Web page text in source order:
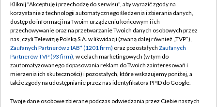
TVP
Abonament TVP
Emisja w TVP
Centrum informacji TVP
Naziemna Telewizja Cyfrowa
Regulamin TVP
Polityka prywatności
Moje zgody
Pomoc
Kliknij "Akceptuję i przechodzę do serwisu", aby wyrazić zgody na
korzystanie z technologii automatycznego śledzenia i zbierania danych,
dostęp do informacji na Twoim urządzeniu końcowym i ich
przechowywanie oraz na przetwarzanie Twoich danych osobowych przez
nas, czyli Telewizję Polską S.A. w likwidacji (zwaną dalej również „TVP”),
Zaufanych Partnerów z IAB* (1201 firm) oraz pozostałych Zaufanych
Partnerów TVP (93 firm), w celach marketingowych (w tym do
zautomatyzowanego dopasowania reklam do Twoich zainteresowań i
mierzenia ich skuteczności) i pozostałych, które wskazujemy poniżej, a
także zgody na udostępnianie przez nas identyfikatora PPID do Google.
Twoje dane osobowe zbierane podczas odwiedzania przez Ciebie naszych